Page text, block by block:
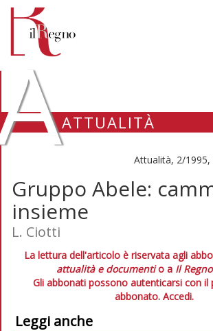
ATTUALITÀ
Attualità, 2/1995,
Gruppo Abele:
insieme
L. Ciotti
La lettura dell'articolo è riservata agli
attualità e documentio a Il
Gli abbonati possono autenticarsi con il
abbonato. Accedi.
Leggi anche